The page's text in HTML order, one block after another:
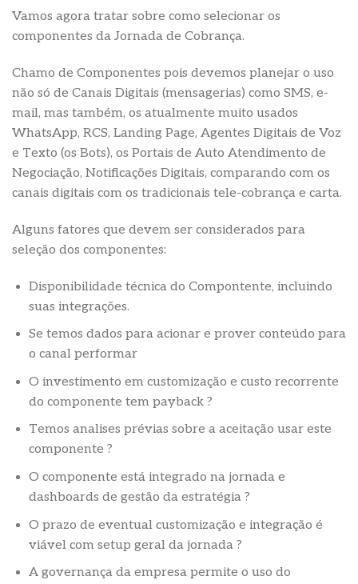
Vamos agora tratar sobre como selecionar os
componentes da Jornada de Cobrança.
Chamo de Componentes pois devemos planejar o uso
não só de Canais Digitais (mensagerias) como SMS, e-
mail, mas também, os atualmente muito usados
WhatsApp, RCS, Landing Page, Agentes Digitais de Voz
e Texto (os Bots), os Portais de Auto Atendimento de
Negociação, Notificações Digitais, comparando com os
canais digitais com os tradicionais tele-cobrança e carta.
Alguns fatores que devem ser considerados para
seleção dos componentes:
Disponibilidade técnica do Compontente, incluindo
suas integrações.
Se temos dados para acionar e prover conteúdo para
o canal performar
O investimento em customização e custo recorrente
do componente tem payback ?
Temos analises prévias sobre a aceitação usar este
componente ?
O componente está integrado na jornada e
dashboards de gestão da estratégia ?
O prazo de eventual customização e integração é
viável com setup geral da jornada ?
A governança da empresa permite o uso do